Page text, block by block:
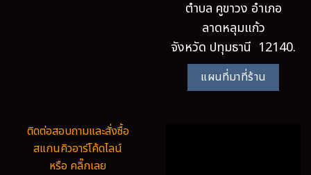
ตำบล คูขาวง อำเภอ
ลาดหลุมแก้ว
จังหวัด ปทุมธานี 12140.
แผนที่มาที่ร้าน
ติดต่อสอบถามและสั่งซื้อ
สแกนคิวอาร์โค้ดไลน์
หรือ คลิ๊กเลย